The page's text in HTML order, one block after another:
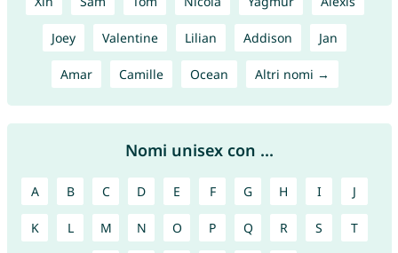
Joey Valentine Lilian Addison Jan
Amar Camille Ocean Altri nomi →
Nomi unisex con ...
A B C D E F G H I J
K L M N O P Q R S T